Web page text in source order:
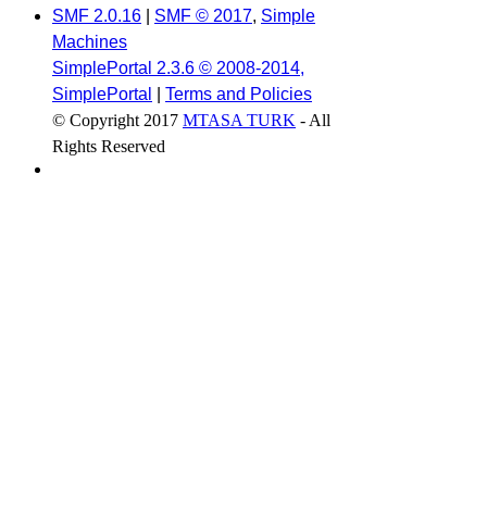
SMF 2.0.16 SMF © 2017, Simple
Machines
SimplePortal 2.3.6 © 2008-2014,
SimplePortal
Terms and Policies
© Copyright 2017 MTASA TURK - All
Rights Reserved